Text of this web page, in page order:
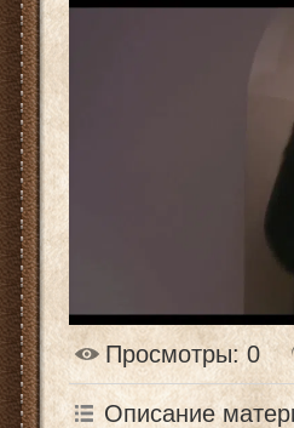
Просмотры: 0
Описание